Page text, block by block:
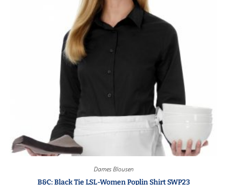
Dames Blousen
B&C: Black Tie LSL-Women Poplin Shirt SWP23